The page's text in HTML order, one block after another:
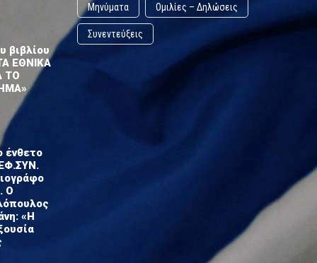
βιβλίου
ΕΘΝΙΚΑ
ΤΟ
ένθετο
Ο
«Η
Μηνύματα Ομιλίες – Δηλώσεις
Συνεντεύξεις